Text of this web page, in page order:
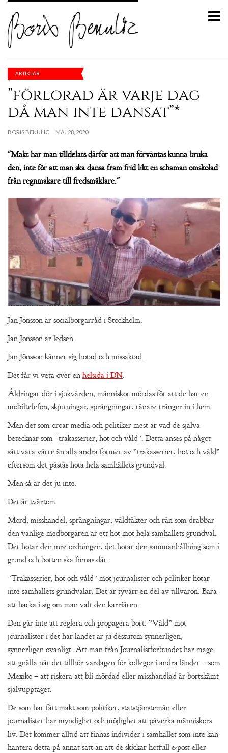
ARTIKLAR
”förlorad är varje dag
då man inte dansat”*
BORIS BENULIC MAJ 28, 2020
"Makt har man tilldelats därför att man förväntas kunna bruka
den, inte för att man ska dansa fram frid likt en schaman omskolad
från regnmakare till fredsmäklare."
Jan Jönsson är socialborgarråd i Stockholm.
Jan Jönsson är ledsen.
Jan Jönsson känner sig hotad och missaktad.
Det får vi veta över en helsida i DN.
Åldringar dör i sjukvården, människor mördas för att de har en
mobiltelefon, skjutningar, sprängningar, rånare tränger in i hem.
Men det som oroar media och politiker mest är vad de själva
betecknar som ”trakasserier, hot och våld”. Detta anses på något
sätt vara värre än alla andra former av ”trakasserier, hot och våld”
eftersom det påstås hota hela samhällets grundval.
Men så är det ju inte.
Det är tvärtom.
Mord, misshandel, sprängningar, våldtäkter och rån som drabbar
den vanlige medborgaren är ett hot mot hela samhällets grundval.
Det hotar den inre ordningen, det hotar den sammanhållning som i
grund och botten ska finnas där.
”Trakasserier, hot och våld” mot journalister och politiker hotar
inte samhällets grundvalar. Det är tyvärr en del av tillvaron. Bara
att hacka i sig om man valt den karriären.
Den går inte att reglera och propagera bort. ”Våld” mot
journalister i det här landet är ju dessutom synnerligen,
synnerligen ovanligt. Att man från Journalistförbundet har mage
att gnälla när det tillhör vardagen för kollegor i andra länder – som
Mexiko – att riskera att bli mördad eller misshandlad är bortskämt
självupptaget.
De som har fått makt som politiker, statstjänstemän eller
journalister har myndighet och möjlighet att påverka människors
liv. Det kommer alltid att finnas individer i samhället som inte kan
hantera detta på annat sätt än att de skickar hotfull e-post eller